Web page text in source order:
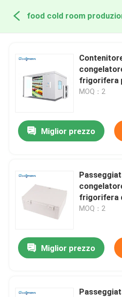
food cold room
frigorifera
congelati
MOQ：2
Miglior prezzo
frigorifera
stanza del
MOQ：2
Miglior prezzo